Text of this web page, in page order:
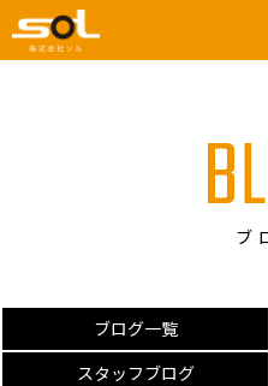
ブ
ブログ一覧
スタッフブログ